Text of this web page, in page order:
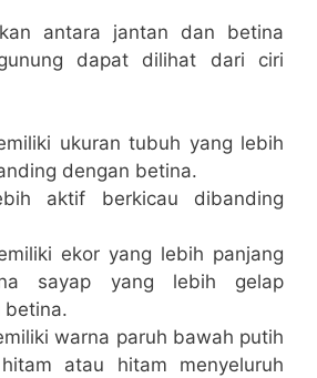
antara jantan dan betina
dapat dilihat dari ciri
ukuran tubuh yang lebih
dengan betina.
aktif berkicau dibanding
ekor yang lebih panjang
sayap yang lebih gelap
betina.
warna paruh bawah putih
atau hitam menyeluruh